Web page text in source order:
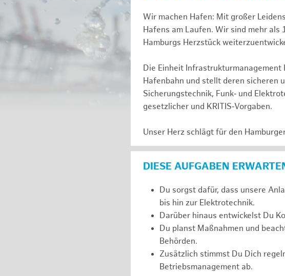
Wir machen Hafen: Mit großer
Hafens am Laufen. Wir sind mehr
Hamburgs Herzstück
Die Einheit
Hafenbahn und stellt deren sicheren
Sicherungstechnik, Funk‑ und
gesetzlicher und KRITIS‑Vorgaben.
Unser Herz schlägt für den
DIESE AUFGABEN
Du sorgst dafür, dass unsere
bis hin zur Elektrotechnik.
Darüber hinaus entwickelst Du
Du planst Maßnahmen und
Behörden.
Zusätzlich stimmst Du Dich
Betriebsmanagement ab.